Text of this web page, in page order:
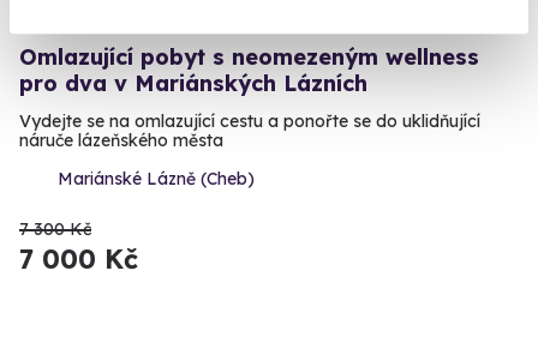
Omlazující pobyt s neomezeným wellness
pro dva v Mariánských Lázních
Vydejte se na omlazující cestu a ponořte se do uklidňující
náruče lázeňského města
Mariánské Lázně (Cheb)
7 300 Kč
7 000 Kč